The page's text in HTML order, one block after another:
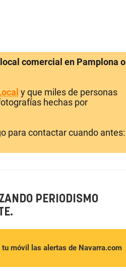
comercial en Pamplona o
y que miles de personas
hechas por
para contactar cuando antes:
PERIODISMO
móvil las alertas de Navarra.com